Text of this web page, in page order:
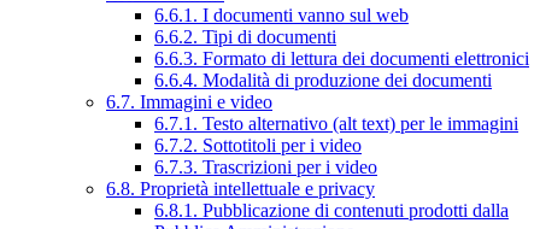
6.6.1. I documenti vanno sul web
6.6.2. Tipi di documenti
6.6.3. Formato di lettura dei documenti elettronici
6.6.4. Modalità di produzione dei documenti
6.7. Immagini e video
6.7.1. Testo alternativo (alt text) per le immagini
6.7.2. Sottotitoli per i video
6.7.3. Trascrizioni per i video
6.8. Proprietà intellettuale e privacy
6.8.1. Pubblicazione di contenuti prodotti dalla